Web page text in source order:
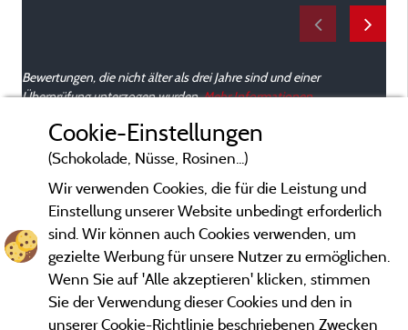
Bewertungen, die nicht älter als drei Jahre sind und einer
Überprüfung unterzogen wurden.Mehr Informationen
Cookie-Einstellungen
(Schokolade, Nüsse, Rosinen...)
Wir verwenden Cookies, die für die Leistung und
Einstellung unserer Website unbedingt erforderlich
sind. Wir können auch Cookies verwenden, um
gezielte Werbung für unsere Nutzer zu ermöglichen.
Wenn Sie auf 'Alle akzeptieren' klicken, stimmen
Sie der Verwendung dieser Cookies und den in
unserer Cookie-Richtlinie beschriebenen Zwecken